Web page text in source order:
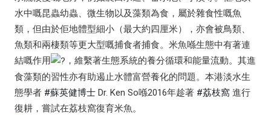
水中嘅昆蟲幼蟲、微生物以及藻類為食，屬於雜食性嘅魚
類，但由於佢地體型細小（最大約四厘米），亦會被鳥類、
魚類和兩棲類等更大型嘅捕食者捕食。米魚喺生態中有著連
結嘅作用
，維繫著生態系統的養分循環和能量流動。其進
食藻類的習性亦有助遏止水體富營養化的問題。本港淡水生
態學者 #蘇英健博士 Dr. Ken So喺2016年趁著 #荔枝窩 進行
復耕，嘗試在荔枝窩復育米魚。